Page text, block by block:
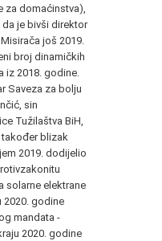
za domaćinstva),
je bivši direktor
još 2019.
broj dinamičkih
iz 2018. godine.
Saveza za bolju
sin
Tužilaštva BiH,
blizak
2019. dodijelio
solarne elektrane
2020. godine
mandata -
2020. godine